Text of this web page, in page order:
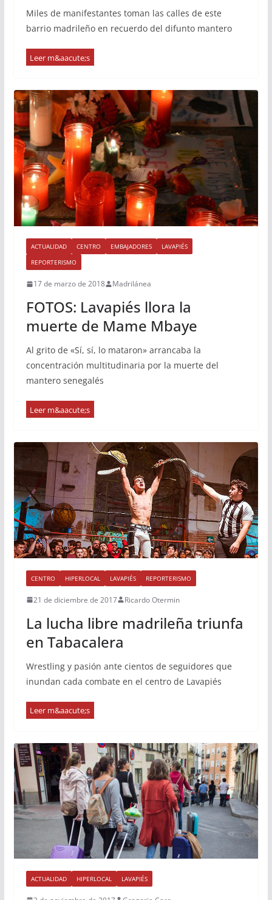
Miles de manifestantes toman las calles de este
barrio madrileño en recuerdo del difunto mantero
ACTUALIDAD CENTRO EMBAJADORES
LAVAPIÉS
REPORTERISMO
17 de marzo de 2018 Madrilánea
FOTOS: Lavapiés llora la
muerte de Mame Mbaye
Al grito de «Sí, sí, lo mataron» arrancaba la
concentración multitudinaria por la muerte del
mantero senegalés
CENTRO HIPERLOCAL LAVAPIÉS REPORTERISMO
21 de diciembre de 2017 Ricardo Otermin
La lucha libre madrileña triunfa
en Tabacalera
Wrestling y pasión ante cientos de seguidores que
inundan cada combate en el centro de Lavapiés
ACTUALIDAD HIPERLOCAL LAVAPIÉS